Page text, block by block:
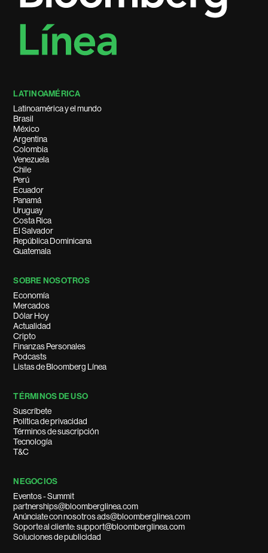
LATINOAMÉRICA
Latinoamérica y el mundo
Brasil
México
Argentina
Colombia
Venezuela
Chile
Perú
Ecuador
Panamá
Uruguay
Costa Rica
El Salvador
República Dominicana
Guatemala
SOBRE NOSOTROS
Economía
Mercados
Dólar Hoy
Actualidad
Cripto
Finanzas Personales
Podcasts
Listas de Bloomberg Línea
TÉRMINOS DE USO
Suscríbete
Política de privacidad
Términos de suscripción
Tecnología
T&C
NEGOCIOS
Eventos - Summit
partnerships@bloomberglinea.com
Anúnciate con nosotros ads@bloomberglinea.com
Soporte al cliente: support@bloomberglinea.com
Soluciones de publicidad